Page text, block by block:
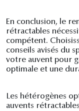
En conclusion, le
rétractables
compétent.
conseils avisés du
votre auvent pour
optimale et une
Les hétérogènes
auvents